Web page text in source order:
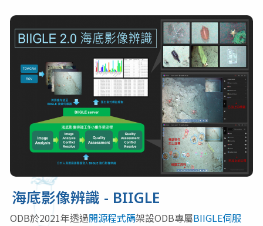
海底影像辨識 - BIIGLE
ODB於2021年透過開源程式碼架設ODB專屬BIIGLE伺服